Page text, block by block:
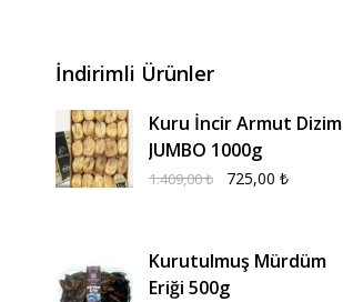
İndirimli Ürünler
Kuru İncir Armut Dizim
JUMBO 1000g
1.409,00₺ 725,00 ₺
Kurutulmuş Mürdüm
Eriği 500g